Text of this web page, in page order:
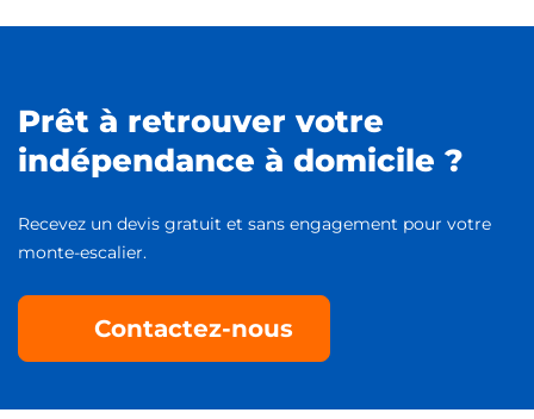
Prêt à retrouver votre
indépendance à domicile ?
Recevez un devis gratuit et sans engagement pour votre
monte-escalier.
Contactez-nous